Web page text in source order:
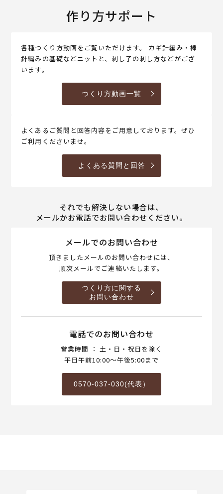
作り方サポート
各種つくり方動画をご覧いただけます。 カギ針編み・棒
針編みの基礎などニットと、刺し子の刺し方などがござ
います。
つくり方動画一覧
よくあるご質問と回答内容をご用意しております。ぜひ
ご利用くださいませ。
よくある質問と回答
それでも解決しない場合は、
メールかお電話でお問い合わせください。
メールでのお問い合わせ
頂きましたメールのお問い合わせには、
順次メールでご連絡いたします。
つくり方に関する
お問い合わせ
電話でのお問い合わせ
営業時間 ： 土・日・祝日を除く
平日午前10:00～午後5:00まで
0570-037-030(代表）